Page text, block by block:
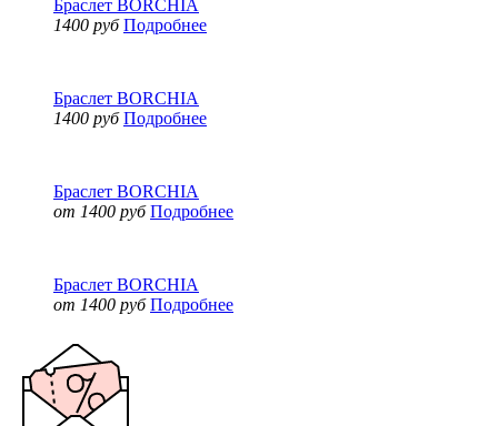
Браслет BORCHIA
1400 руб Подробнее
Браслет BORCHIA
1400 руб Подробнее
Браслет BORCHIA
от 1400 руб Подробнее
Браслет BORCHIA
от 1400 руб Подробнее